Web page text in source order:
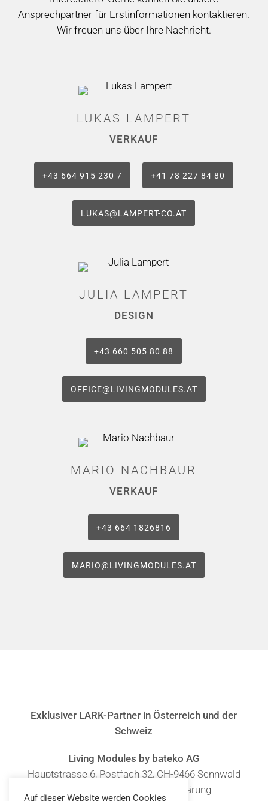
Ansprechpartner für Erstinformationen kontaktieren.
Wir freuen uns über Ihre Nachricht.
LUKAS LAMPERT
VERKAUF
+43 664 915 230 7 +41 78 227 84 80
LUKAS@LAMPERT-CO.AT
JULIA LAMPERT
DESIGN
‭+43 660 505 80 88‬
OFFICE@LIVINGMODULES.AT
MARIO NACHBAUR
VERKAUF
+43 664 1826816
MARIO@LIVINGMODULES.AT
Exklusiver LARK-Partner in Österreich und der
Schweiz
Living Modules by bateko AG
Hauptstrasse 6, Postfach 32, CH-9466 Sennwald
Daten­schutz­erklärung
Auf dieser Website werden Cookies